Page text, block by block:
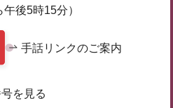
後5時15分）
手話リンクのご案内
を見る